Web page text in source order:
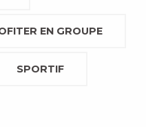
EN GROUPE
SPORTIF